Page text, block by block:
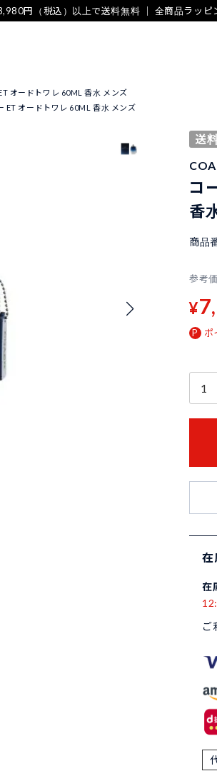
円（税込）以上で送料無料 ｜ 全商品ラッピ
オードトワレ 60ML 香水 メンズ
ET オードトワレ 60ML 香水 メンズ
送
コ
香
商品
参考
¥
ポ
在
在
ご